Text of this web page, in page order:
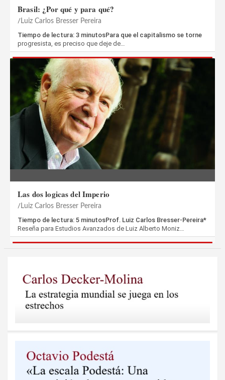
Brasil: ¿Por qué y para qué?
Luiz Carlos Bresser Pereira
Tiempo de lectura: 3 minutosPara que el capitalismo se torne
progresista, es preciso que deje de…
Las dos logicas del Imperio
Luiz Carlos Bresser Pereira
Tiempo de lectura: 5 minutosProf. Luiz Carlos Bresser-Pereira*
Reseña para Estudios Avanzados de Luiz Alberto Moniz…